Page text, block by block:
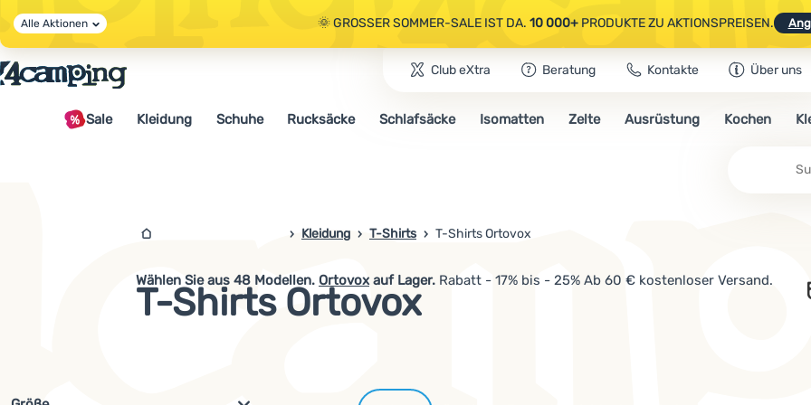
🌞 GROSSER SOMMER-SALE IST DA. 10 000+PRODUKTE ZU AKTIONSPREISEN.
🤫 - 10 % AUF AUSGEWÄHLTE CAMPING- & WANDERAUSRÜSTUNG.CODEOUT10
🌞 GROSSER SOMMER-SALE IST DA.10 000+PRODUKTE ZU AKTIONSPREISEN.
Alle Aktionen
Club eXtra Beratung Kontakte Über uns
Sale Kleidung Schuhe Rucksäcke Schlafsäcke Isomatten Zelte Ausrüstung Kochen
4camping.at
Kleidung T-Shirts T-Shirts Ortovox
T-Shirts Ortovox
Wählen Sie aus 48 Modellen. Ortovoxauf Lager. Rabatt - 17% bis - 25% Ab 60 € kostenloser Versand.